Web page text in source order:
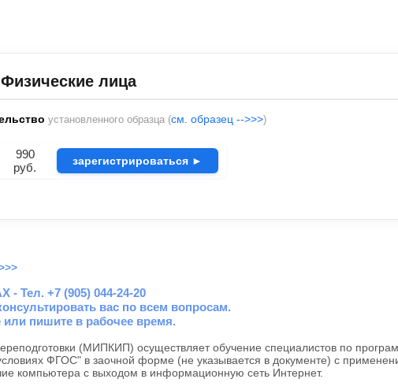
Физические лица
установленного образца (см. образец -->>>)
990
руб.
зарегистрироваться ►
- Тел. +7 (905) 044-24-20
вас по всем вопросам.
или пишите в рабочее время.
(МИПКИП) осуществляет обучение специалистов по
ФГОС" в заочной форме (не указывается в документе) с
компьютера с выходом в информационную сеть Интернет.